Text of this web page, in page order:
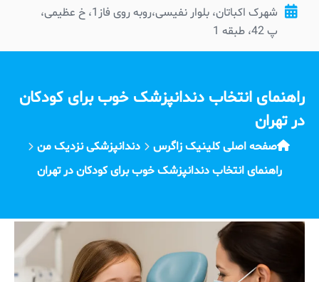
شهرک اکباتان، بلوار نفیسی،روبه روی فاز1، خ عظیمی،
پ 42، طبقه 1
راهنمای انتخاب دندانپزشک خوب برای کودکان
در تهران
صفحه اصلی کلینیک زاگرس
دندانپزشکی نزدیک من
راهنمای انتخاب دندانپزشک خوب برای کودکان در تهران